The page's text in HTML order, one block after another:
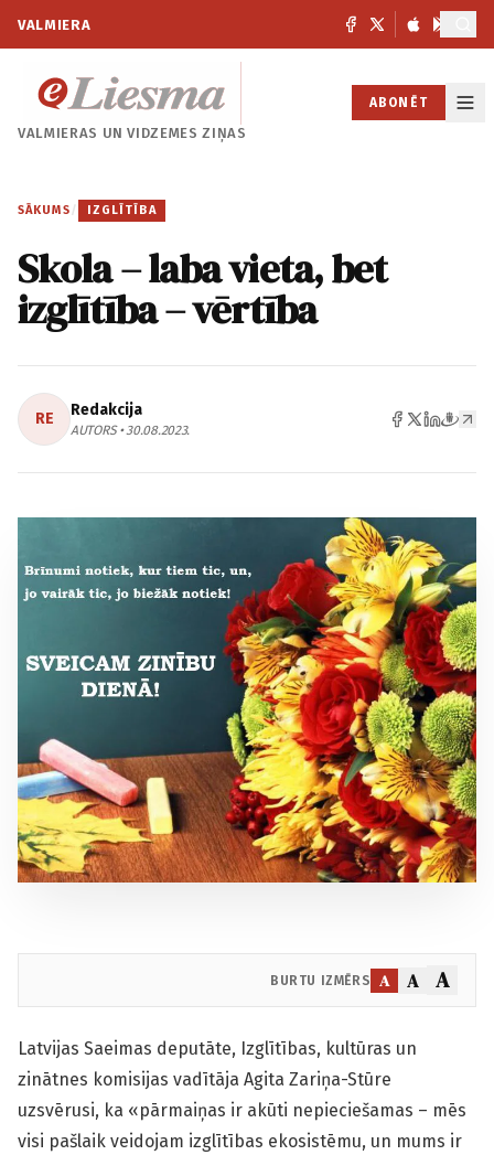
VALMIERA
VALMIERAS UNVIDZEMES ZIŅAS
ABONĒT
SĀKUMS / IZGLĪTĪBA
Skola – laba vieta, bet
izglītība – vērtība
RE Redakcija
AUTORS • 30.08.2023.
BURTU IZMĒRS A A A
Latvijas Saeimas deputāte, Izglītības, kultūras un
zinātnes komisijas vadītāja Agita Zariņa-Stūre
uzsvērusi, ka «pārmaiņas ir akūti nepieciešamas – mēs
visi pašlaik veidojam izglītības ekosistēmu, un mums ir